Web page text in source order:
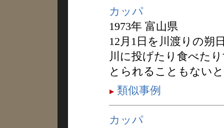
カッパ
1973年 富山県
12月1日を川渡りの朔
川に投げたり食べた
とられることもない
類似事例
カッパ